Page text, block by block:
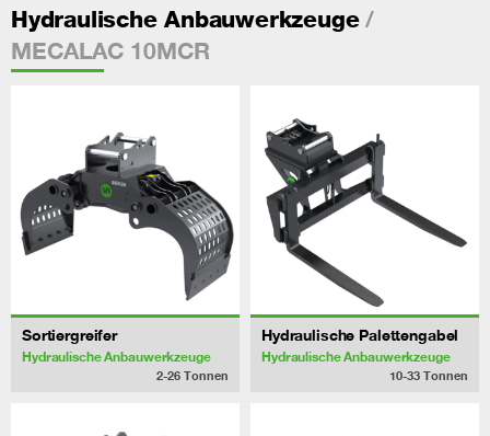
Hydraulische Anbauwerkzeuge/
MECALAC 10MCR
Sortiergreifer
Hydraulische Anbauwerkzeuge
2-26 Tonnen
Hydraulische Palettengabel
Hydraulische Anbauwerkzeuge
10-33 Tonnen